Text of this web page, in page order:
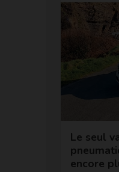
Le seul
encore